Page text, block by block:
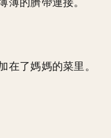
薄的臍帶連接。
在了媽媽的菜里。